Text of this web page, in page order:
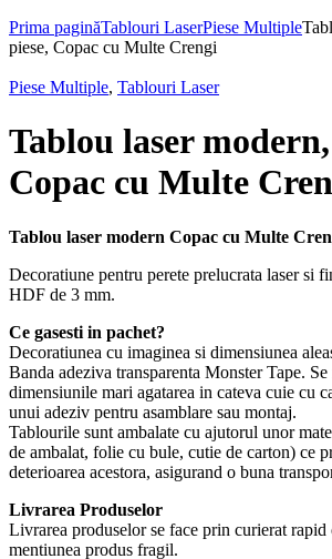
Prima paginăTablouri LaserPiese Multiple
piese, Copac cu Multe Crengi
Piese Multiple, Tablouri Laser
Tablou laser modern,
Copac cu Multe
Tablou laser modern Copac cu Multe
Decoratiune pentru perete prelucrata laser si
HDF de 3 mm.
Ce gasesti in pachet?
Decoratiunea cu imaginea si dimensiunea
Banda adeziva transparenta Monster Tape.
dimensiunile mari agatarea in cateva cuie cu
unui adeziv pentru asamblare sau montaj.
Tablourile sunt ambalate cu ajutorul unor
de ambalat, folie cu bule, cutie de carton) ce
deterioarea acestora, asigurand o buna
Livrarea Produselor
Livrarea produselor se face prin curierat rapid
mentiunea produs fragil.